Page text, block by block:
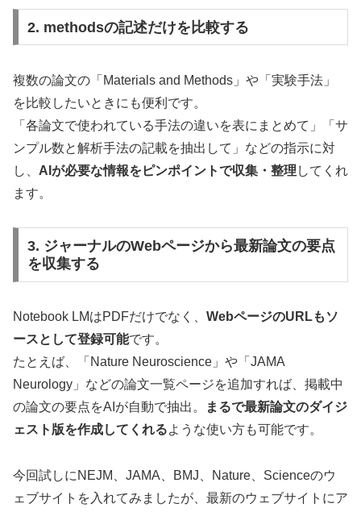
2. methodsの記述だけを比較する
複数の論文の「Materials and Methods」や「実験手法」
を比較したいときにも便利です。
「各論文で使われている手法の違いを表にまとめて」「サ
ンプル数と解析手法の記載を抽出して」などの指示に対
し、 AIが必要な情報をピンポイントで収集・整理 してくれ
ます。
3. ジャーナルのWebページから最新論文の要点
を収集する
Notebook LMはPDFだけでなく、 WebページのURLもソ
ースとして登録可能です。
たとえば、「Nature Neuroscience」や「JAMA
Neurology」などの論文一覧ページを追加すれば、掲載中
の論文の要点をAIが自動で抽出。
まるで最新論文のダイジ
ェスト版を作成してくれるような使い方も可能です。
今回試しにNEJM、JAMA、BMJ、Nature、Scienceのウ
ェブサイトを入れてみましたが、最新のウェブサイトにア